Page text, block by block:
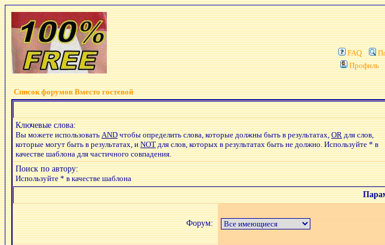
FAQ
Профиль
Список форумов Вместо гостевой
Ключевые слова:
Вы можете использоватьANDчтобы определить слова, которые должны быть в результатах,ORдля слов,
которые могут быть в результатах, иNOTдля слов, которых в результатах быть не должно. Используйте * в
качестве шаблона для частичного совпадения.
Поиск по автору:
Используйте * в качестве шаблона
Форум: